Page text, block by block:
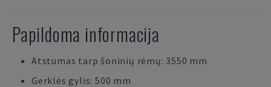
Papildoma informacija
Atstumas tarp šoninių rėmų: 3550 mm
Gerklės gylis: 500 mm